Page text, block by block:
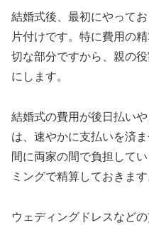
結婚式後、最初にやって
片付けです。特に費用の
切な部分ですから、親の
にします。
結婚式の費用が後日払い
は、速やかに支払いを済
間に両家の間で負担して
ミングで精算しておきます
ウェディングドレスなど